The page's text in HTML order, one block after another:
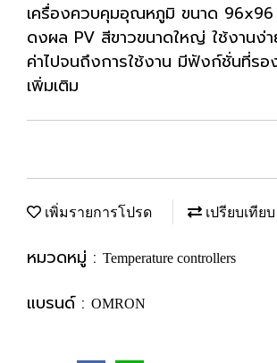
เครื่องควบคุมอุณหภูมิ ขนาด
ดงผล PV สีขาวขนาดใหญ่ ใช้งานง่
ค่าไปจนถึงการใช้งาน มีฟังก์ชั่นที่รอ
เพิ่มเติม
เพิ่มรายการโปรด เปรียบเทียบ
หมวดหมู่ : Temperature controllers
แบรนด์ : OMRON